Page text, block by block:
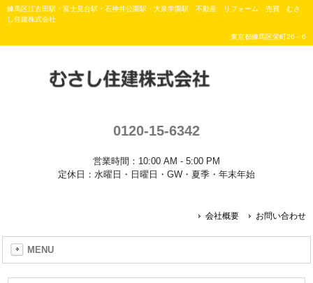
練馬区江古田駅・富士見台駅・石神井公園駅・大泉学園駅 不動産 リフォーム 売買 むさ
し住建株式会社
東京都練馬区栄町26－6
0120-15-6342
営業時間：10:00 AM - 5:00 PM
定休日：水曜日・日曜日・GW・夏季・年末年始
会社概要 お問い合わせ
MENU